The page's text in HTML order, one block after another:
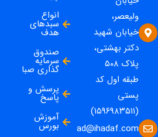
ولیعصر،
خیابان شهید
دکتر بهشتی،
پلاک ۵۰۸
طبقه اول کد
پستی
(۱۵۹۶۹۸۳۵۱۱)
ad@ihadaf.com
انواع
سبدهای
هدف
صندوق
سرمایه
گذاری صبا
پرسش و
پاسخ
آموزش
بورس